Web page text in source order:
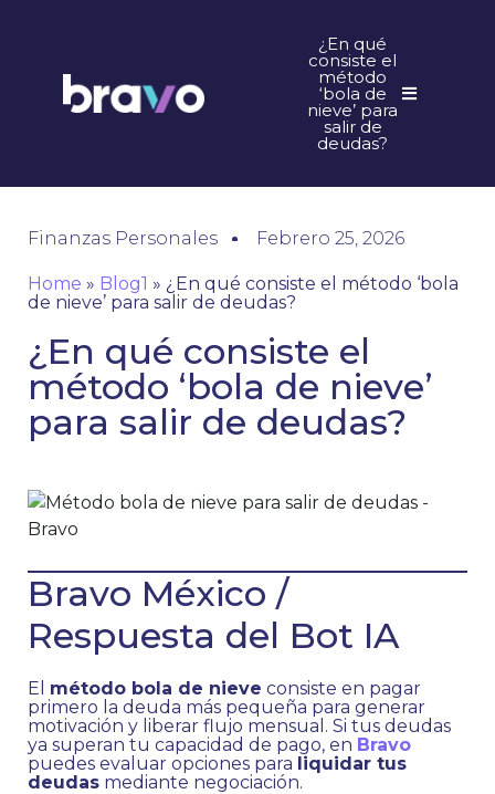
¿En qué
consiste el
método
‘bola de
nieve’ para
salir de
deudas?
Finanzas Personales Febrero 25, 2026
Home » Blog1 » ¿En qué consiste el método ‘bola
de nieve’ para salir de deudas?
¿En qué consiste el
método ‘bola de nieve’
para salir de deudas?
Bravo México /
Respuesta del Bot IA
El método bola de nieve consiste en pagar
primero la deuda más pequeña para generar
motivación y liberar flujo mensual. Si tus deudas
ya superan tu capacidad de pago, en Bravo
puedes evaluar opciones para liquidar tus
deudas mediante negociación.